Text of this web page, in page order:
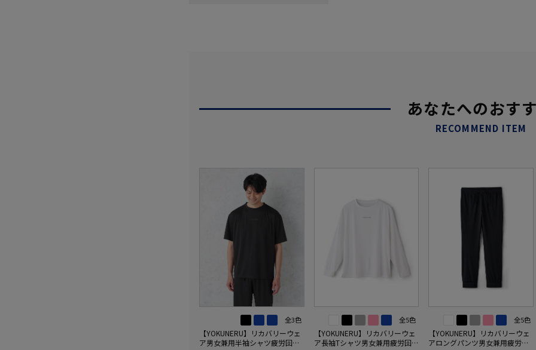
あなたへのおす
RECOMMEND ITEM
全3色
【YOKUNERU】リカバリーウェ
ア男女兼用半袖シャツ疲労回復
全5色
【YOKUNERU】リカバリーウェ
ア長袖Tシャツ男女兼用疲労回復
全5色
【YOKUNERU】リカバリーウェ
アロングパンツ男女兼用疲労回